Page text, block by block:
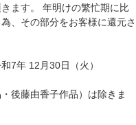
ます。 年明けの繁忙期に比
、その部分をお客様に還元さ
7年 12月30日（火）
後藤由香子作品）は除きま